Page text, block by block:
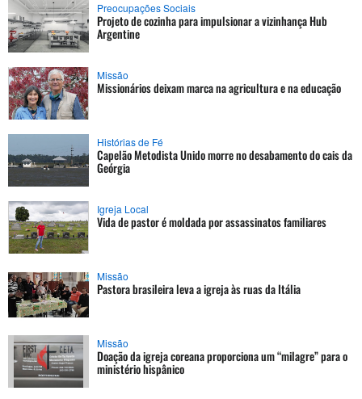
Preocupações Sociais
Projeto de cozinha para impulsionar a vizinhança Hub
Argentine
Missão
Missionários deixam marca na agricultura e na educação
Histórias de Fé
Capelão Metodista Unido morre no desabamento do cais da
Geórgia
Igreja Local
Vida de pastor é moldada por assassinatos familiares
Missão
Pastora brasileira leva a igreja às ruas da Itália
Missão
Doação da igreja coreana proporciona um “milagre” para o
ministério hispânico